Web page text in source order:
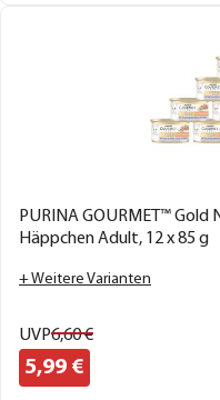
PURINA GOURMET™
Häppchen Adult, 12 x 85 g
+ Weitere Varianten
UVP6,60€
5,99 €